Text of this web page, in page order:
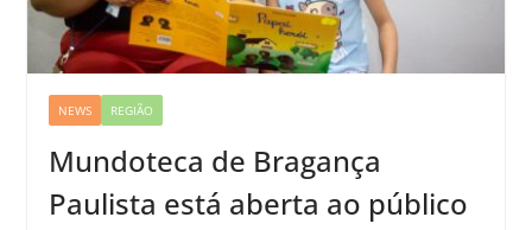
NEWS REGIÃO
Mundoteca de Bragança
Paulista está aberta ao público